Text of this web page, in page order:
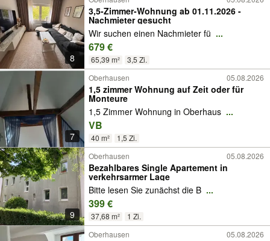
8
3,5-Zimmer-Wohnung ab 01.11.2026 -
Nachmieter gesucht
Wir suchen einen Nachmieter fü ...
679 €
65,39 m² 3,5 Zi.
7
Oberhausen 05.08.2026
1,5 zimmer Wohnung auf Zeit oder für
Monteure
1,5 Zimmer Wohnung in Oberhaus ...
VB
40 m² 1,5 Zi.
9
Oberhausen 05.08.2026
Bezahlbares Single Apartement in
verkehrsarmer Lage
Bitte lesen Sie zunächst die B ...
399 €
37,68 m² 1 Zi.
Oberhausen 05.08.2026